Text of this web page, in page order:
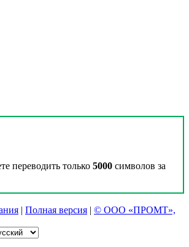
переводить только 5000 символов за
| Полная версия | © ООО «ПРОМТ»,